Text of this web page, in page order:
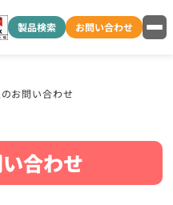
製品検索 お問い合わせ
お問い合わせ
合わせ